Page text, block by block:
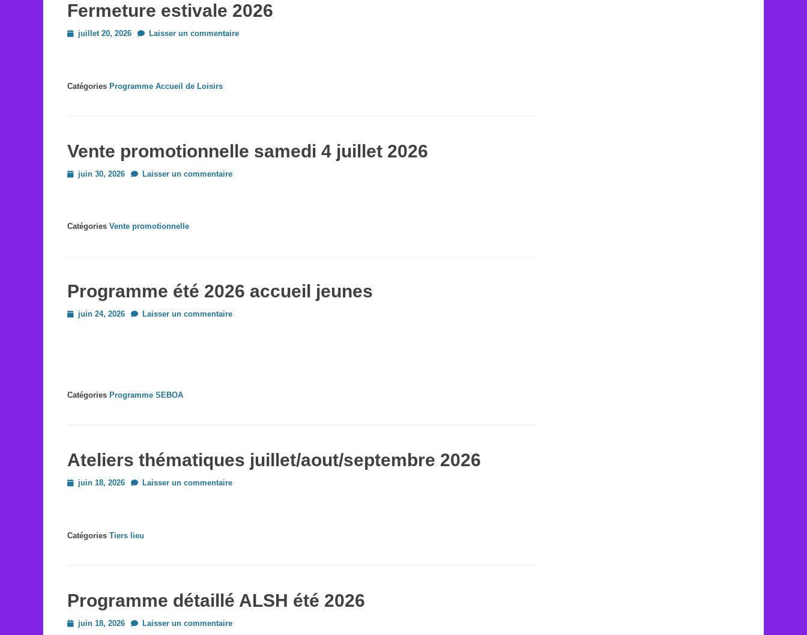
Fermeture estivale 2026
Postedjuillet 20, 2026 Laisser un commentaire
Catégories Programme Accueil de Loisirs
Vente promotionnelle samedi 4 juillet 2026
Postedjuin 30, 2026 Laisser un commentaire
Catégories Vente promotionnelle
Programme été 2026 accueil jeunes
Postedjuin 24, 2026 Laisser un commentaire
Catégories Programme SEBOA
Ateliers thématiques juillet/aout/septembre 2026
Postedjuin 18, 2026 Laisser un commentaire
Catégories Tiers lieu
Programme détaillé ALSH été 2026
Postedjuin 18, 2026 Laisser un commentaire